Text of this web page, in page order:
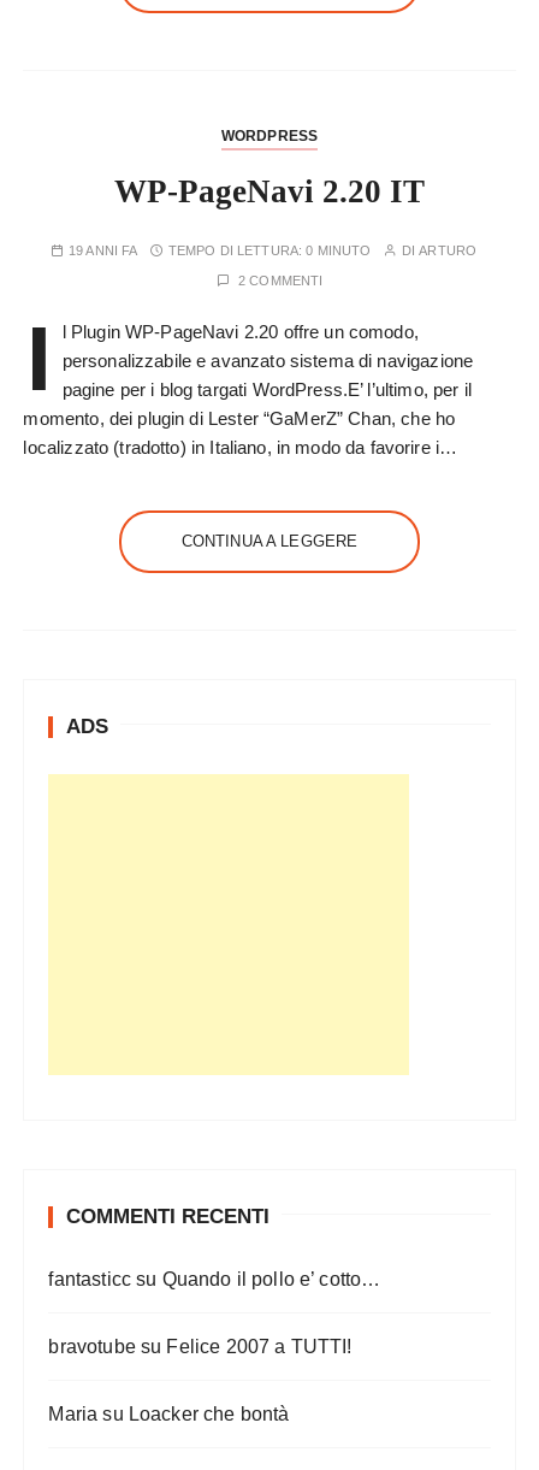
WORDPRESS
WP-PageNavi 2.20 IT
19 ANNI FA TEMPO DI LETTURA:0 MINUTO DIARTURO
2 COMMENTI
I
l Plugin WP-PageNavi 2.20 offre un comodo,
personalizzabile e avanzato sistema di navigazione
pagine per i blog targati WordPress.E’ l’ultimo, per il
momento, dei plugin di Lester “GaMerZ” Chan, che ho
localizzato (tradotto) in Italiano, in modo da favorire i…
CONTINUA A LEGGERE
ADS
COMMENTI RECENTI
fantasticc su Quando il pollo e’ cotto…
bravotubesu Felice 2007 a TUTTI!
Maria su Loacker che bontà